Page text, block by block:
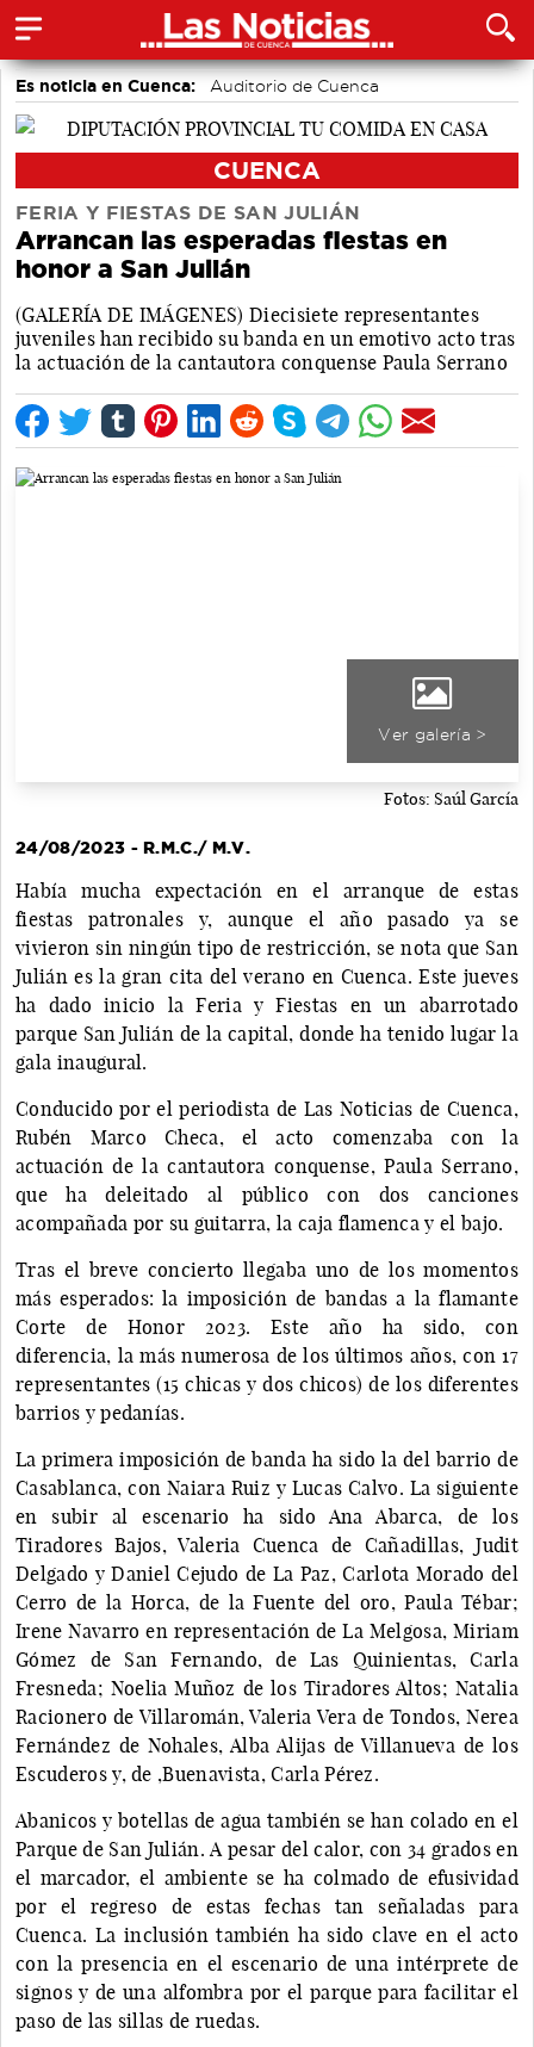
Es noticia en Cuenca: Auditorio de Cuenca
CUENCA
FERIA Y FIESTAS DE SAN JULIÁN
Arrancan las esperadas fiestas en
honor a San Julián
(GALERÍA DE IMÁGENES) Diecisiete representantes
juveniles han recibido su banda en un emotivo acto tras
la actuación de la cantautora conquense Paula Serrano
Ver galería >
Fotos: Saúl García
24/08/2023 - R.M.C./ M.V.
Había mucha expectación en el arranque de estas
fiestas patronales y, aunque el año pasado ya se
vivieron sin ningún tipo de restricción, se nota que San
Julián es la gran cita del verano en Cuenca. Este jueves
ha dado inicio la Feria y Fiestas en un abarrotado
parque San Julián de la capital, donde ha tenido lugar la
gala inaugural.
Conducido por el periodista de Las Noticias de Cuenca,
Rubén Marco Checa, el acto comenzaba con la
actuación de la cantautora conquense, Paula Serrano,
que ha deleitado al público con dos canciones
acompañada por su guitarra, la caja flamenca y el bajo.
Tras el breve concierto llegaba uno de los momentos
más esperados: la imposición de bandas a la flamante
Corte de Honor 2023. Este año ha sido, con
diferencia, la más numerosa de los últimos años, con 17
representantes (15 chicas y dos chicos) de los diferentes
barrios y pedanías.
La primera imposición de banda ha sido la del barrio de
Casablanca, con Naiara Ruiz y Lucas Calvo. La siguiente
en subir al escenario ha sido Ana Abarca, de los
Tiradores Bajos, Valeria Cuenca de Cañadillas, Judit
Delgado y Daniel Cejudo de La Paz, Carlota Morado del
Cerro de la Horca, de la Fuente del oro, Paula Tébar;
Irene Navarro en representación de La Melgosa, Miriam
Gómez de San Fernando, de Las Quinientas, Carla
Fresneda; Noelia Muñoz de los Tiradores Altos; Natalia
Racionero de Villaromán, Valeria Vera de Tondos, Nerea
Fernández de Nohales, Alba Alijas de Villanueva de los
Escuderos y, de ,Buenavista, Carla Pérez.
Abanicos y botellas de agua también se han colado en el
Parque de San Julián. A pesar del calor, con 34 grados en
el marcador, el ambiente se ha colmado de efusividad
por el regreso de estas fechas tan señaladas para
Cuenca. La inclusión también ha sido clave en el acto
con la presencia en el escenario de una intérprete de
signos y de una alfombra por el parque para facilitar el
paso de las sillas de ruedas.